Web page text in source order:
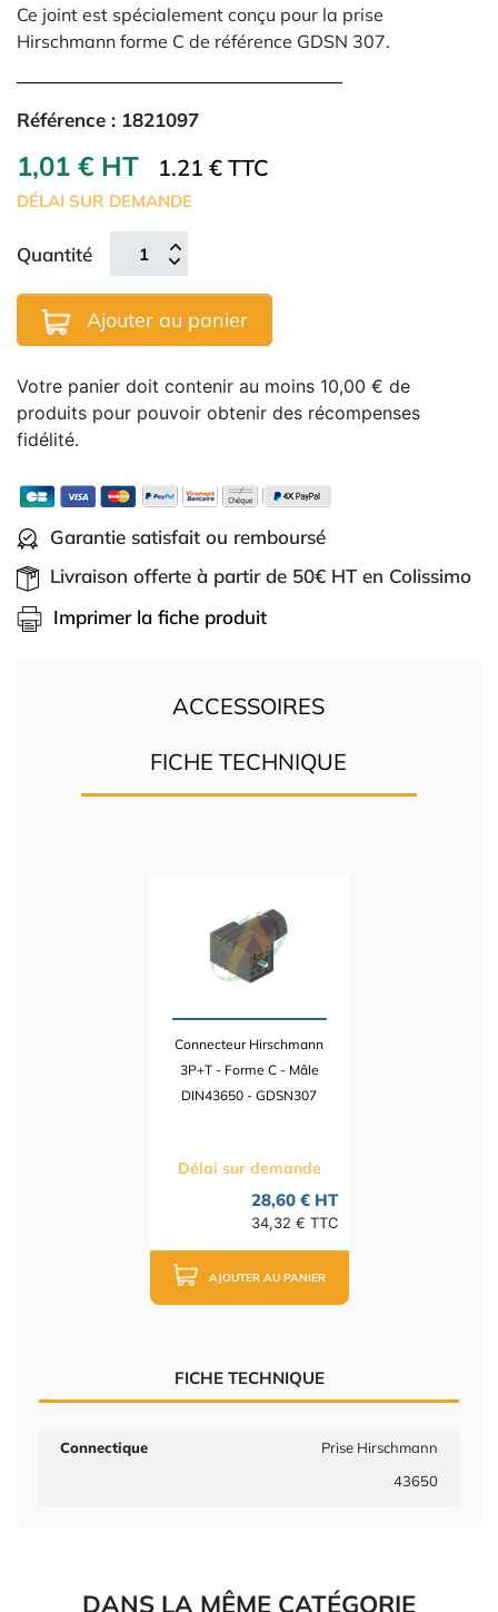
Ce joint est spécialement conçu pour la prise
Hirschmann forme C de référence GDSN 307.
Référence : 1821097
1,01 € HT 1.21 € TTC
DÉLAI SUR DEMANDE
Quantité
Ajouter au panier
Votre panier doit contenir au moins 10,00 € de
produits pour pouvoir obtenir des récompenses
fidélité.
Garantie satisfait ou remboursé
Livraison offerte à partir de 50€ HT en Colissimo
Imprimer la fiche produit
ACCESSOIRES
FICHE TECHNIQUE
Connecteur Hirschmann
3P+T - Forme C - Mâle
DIN43650 - GDSN307
Délai sur demande
28,60 € HT
34,32 € TTC
AJOUTER AU PANIER
FICHE TECHNIQUE
Connectique
Prise Hirschmann
43650
DANS LA MÊME CATÉGORIE